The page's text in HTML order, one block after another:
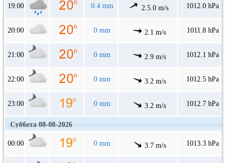
19:00 0.4 mm 2.5.0 m/s 1012.0 hPa
20:00 0 mm 2.1 m/s 1011.8 hPa
21:00 0 mm 2.9 m/s 1012.1 hPa
22:00 0 mm 3.2 m/s 1012.5 hPa
23:00 0 mm 3.2 m/s 1012.7 hPa
Суббота 08-08-2026
00:00 0 mm 3.7 m/s 1013.3 hPa